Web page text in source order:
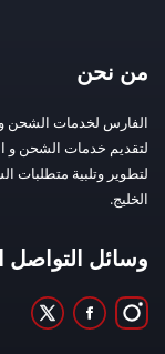
من نحن
الفارس لخدمات الشحن
لتقديم خدمات الشحن و
لتطوير وتلبية
الخليج.
وسائل التواصل